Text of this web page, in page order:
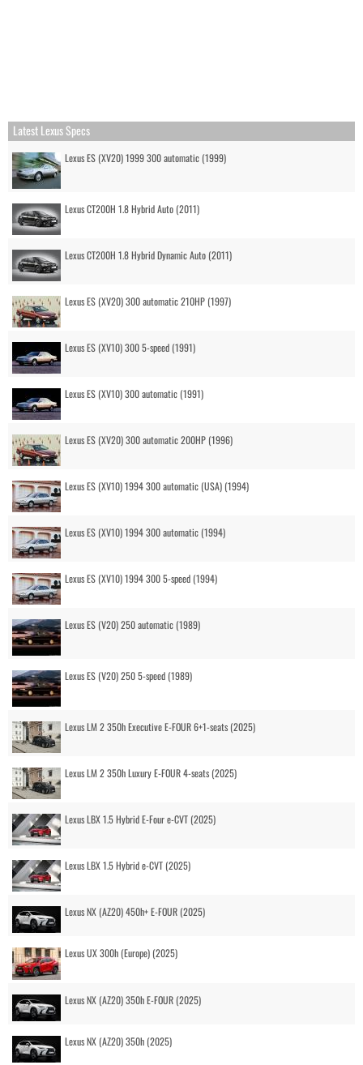
Latest Lexus Specs
Lexus ES (XV20) 1999 300 automatic (1999)
Lexus CT200H 1.8 Hybrid Auto (2011)
Lexus CT200H 1.8 Hybrid Dynamic Auto (2011)
Lexus ES (XV20) 300 automatic 210HP (1997)
Lexus ES (XV10) 300 5-speed (1991)
Lexus ES (XV10) 300 automatic (1991)
Lexus ES (XV20) 300 automatic 200HP (1996)
Lexus ES (XV10) 1994 300 automatic (USA) (1994)
Lexus ES (XV10) 1994 300 automatic (1994)
Lexus ES (XV10) 1994 300 5-speed (1994)
Lexus ES (V20) 250 automatic (1989)
Lexus ES (V20) 250 5-speed (1989)
Lexus LM 2 350h Executive E-FOUR 6+1-seats (2025)
Lexus LM 2 350h Luxury E-FOUR 4-seats (2025)
Lexus LBX 1.5 Hybrid E-Four e-CVT (2025)
Lexus LBX 1.5 Hybrid e-CVT (2025)
Lexus NX (AZ20) 450h+ E-FOUR (2025)
Lexus UX 300h (Europe) (2025)
Lexus NX (AZ20) 350h E-FOUR (2025)
Lexus NX (AZ20) 350h (2025)